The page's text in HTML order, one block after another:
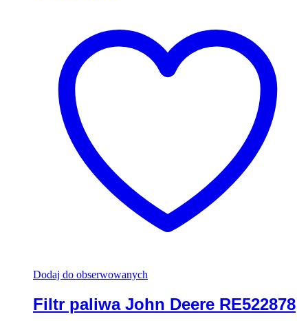
Dodaj do obserwowanych
Filtr paliwa John Deere RE522878